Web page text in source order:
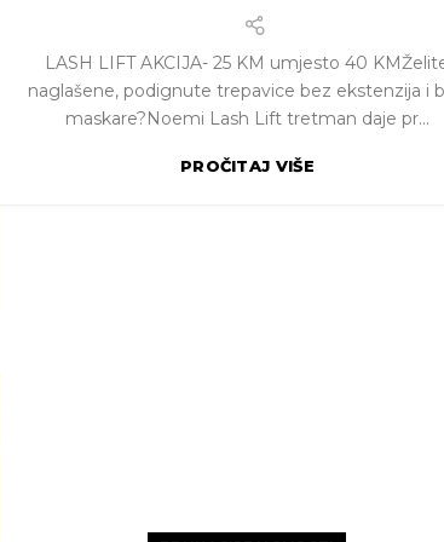
LASH LIFT AKCIJA- 25 KM umjesto 40
naglašene, podignute trepavice bez ekstenzija i
maskare?Noemi Lash Lift tretman daje pr...
PROČITAJ VIŠE